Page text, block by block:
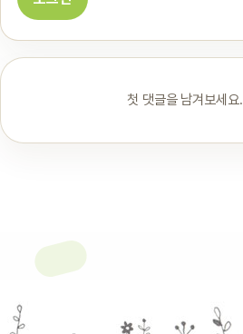
첫 댓글을 남겨보세요.